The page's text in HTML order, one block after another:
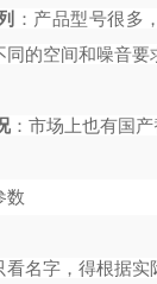
：产品型号很多
的空间和噪音要
：市场上也有国
数
看名字，得根据实